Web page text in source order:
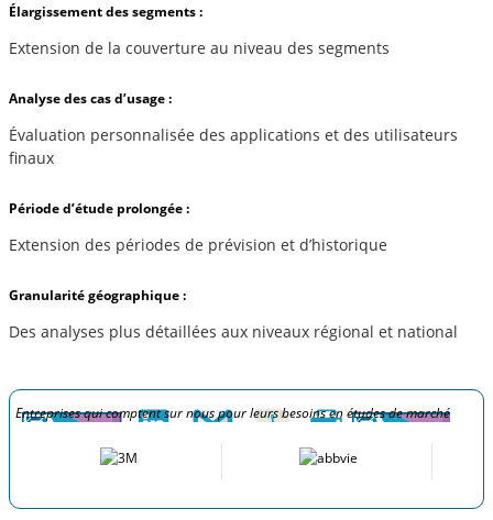
Élargissement des segments :
Extension de la couverture au niveau des segments
Analyse des cas d’usage :
Évaluation personnalisée des applications et des utilisateurs
finaux
Période d’étude prolongée :
Extension des périodes de prévision et d’historique
Granularité géographique :
Des analyses plus détaillées aux niveaux régional et national
Entreprises qui comptent sur nous pour leurs besoins en études de marché